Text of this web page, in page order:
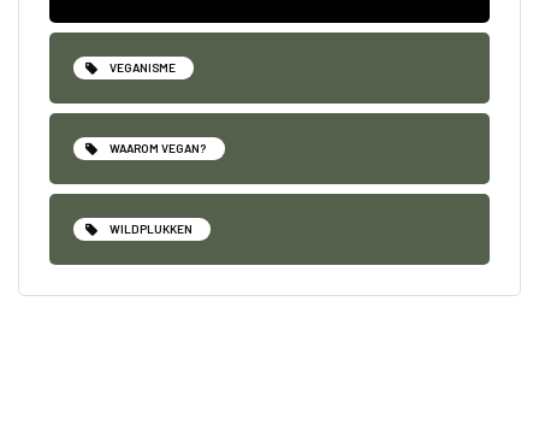
VEGANISME
WAAROM VEGAN?
WILDPLUKKEN